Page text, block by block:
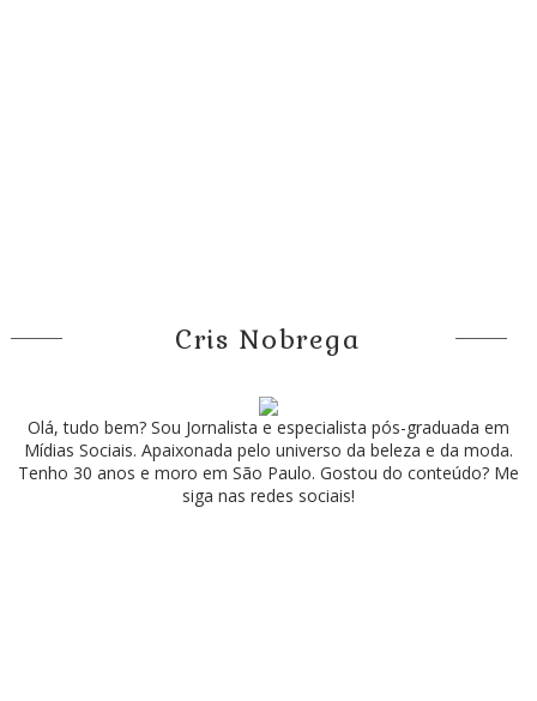
Cris Nobrega
Olá, tudo bem? Sou Jornalista e especialista pós-graduada em
Mídias Sociais. Apaixonada pelo universo da beleza e da moda.
Tenho 30 anos e moro em São Paulo. Gostou do conteúdo? Me
siga nas redes sociais!